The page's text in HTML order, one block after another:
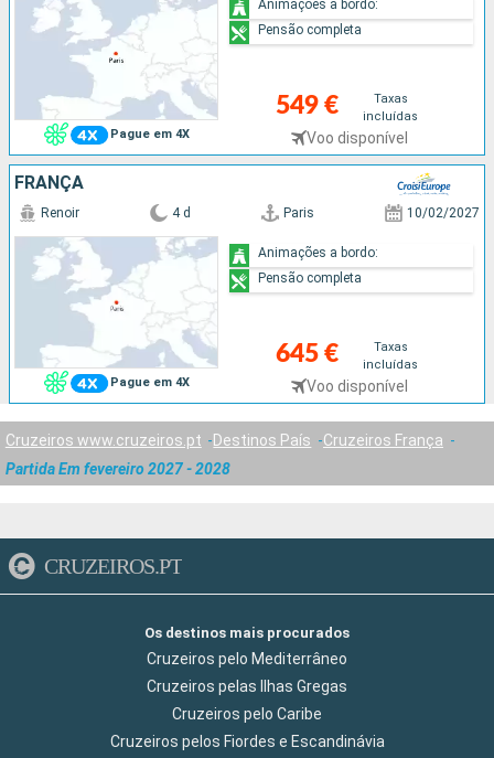
Pague em 4X
549 €
Taxas
incluídas
Voo disponível
Animações a bordo:
Pensão completa
FRANÇA
Pague em 4X
Renoir 4 d Paris 10/02/2027
645 €
Taxas
incluídas
Voo disponível
Animações a bordo:
Pensão completa
Cruzeiros www.cruzeiros.pt Destinos País
Cruzeiros França
Partida Em fevereiro 2027 - 2028
CRUZEIROS.PT
Os destinos mais procurados
Cruzeiros pelo Mediterrâneo
Cruzeiros pelas Ilhas Gregas
Cruzeiros pelo Caribe
Cruzeiros pelos Fiordes e Escandinávia